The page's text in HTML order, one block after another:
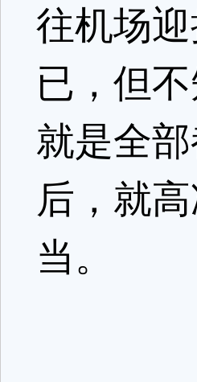
往机场
已，但
就是全
后，就
当。